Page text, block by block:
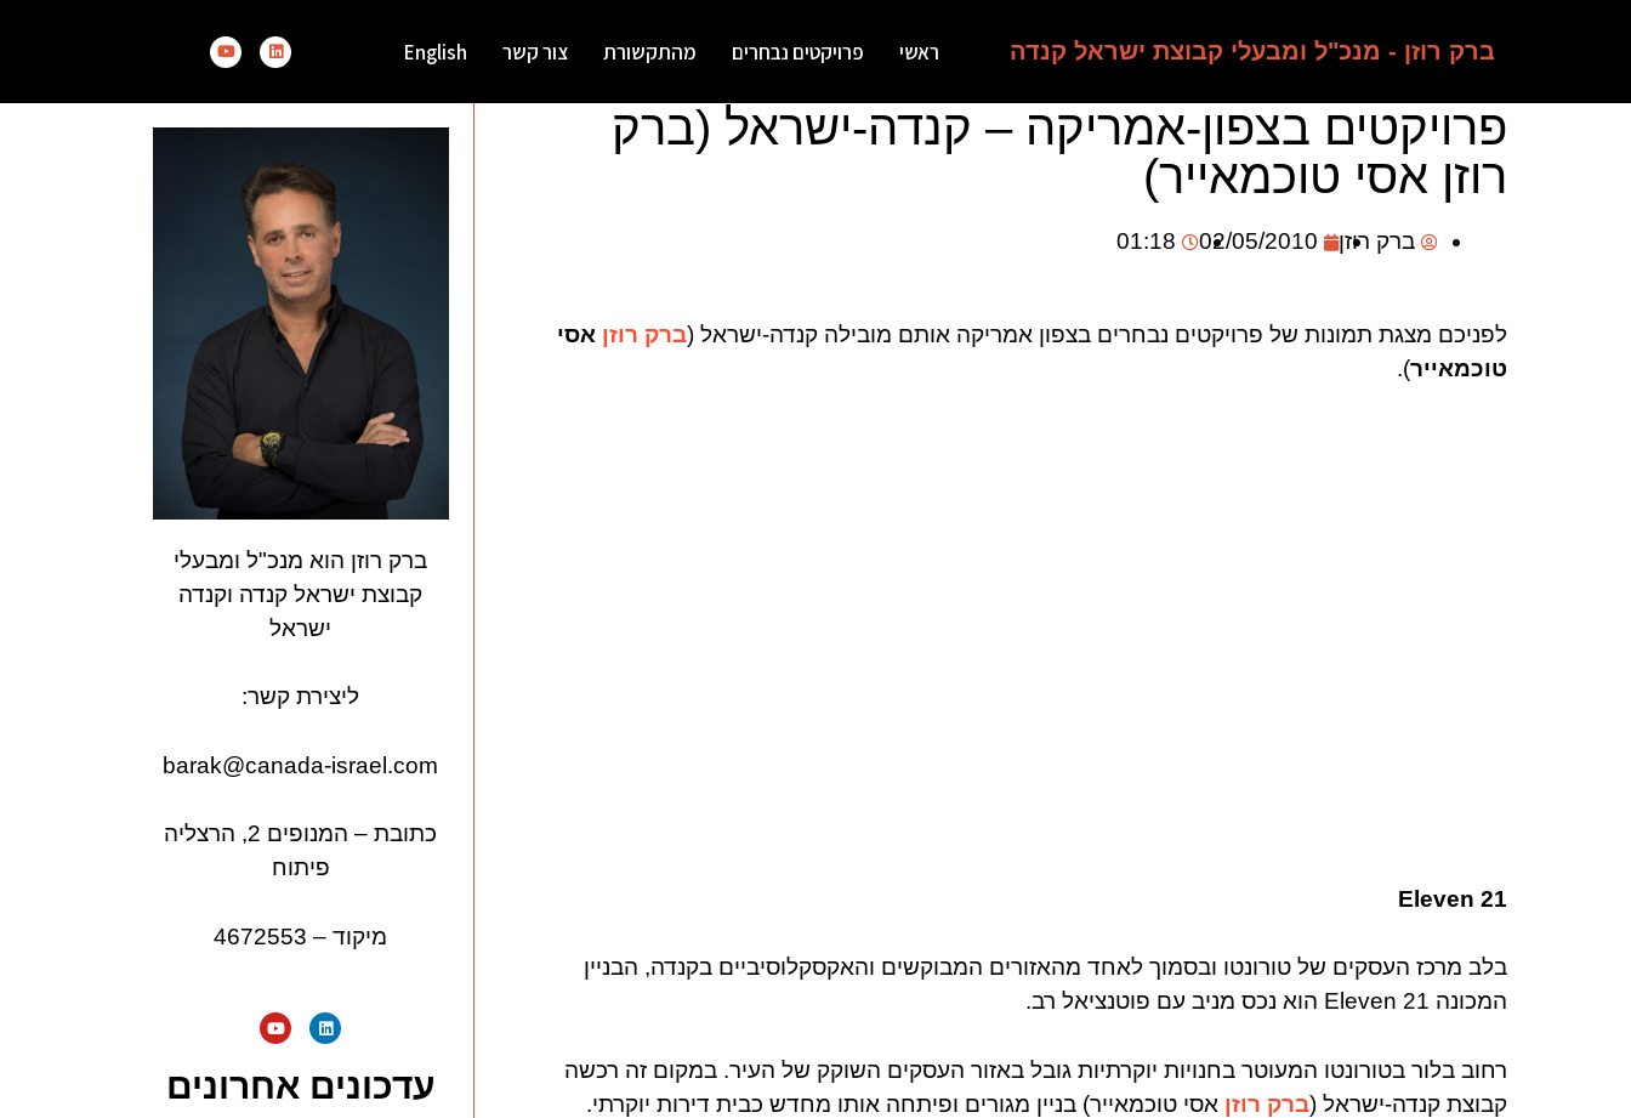
ברק רוזן - מנכ"ל ומבעלי קבוצת ישראל קנדה ראשי פרויקטים נבחרים מהתקשורת צור קשר English
פרויקטים בצפון-אמריקה – קנדה-ישראל (ברק
רוזן אסי טוכמאייר)
ברק רוזן 02/05/2010
01:18
לפניכם מצגת תמונות של פרויקטים נבחרים בצפון אמריקה אותם מובילה קנדה-ישראל (ברק רוזן אסי
טוכמאייר).
Eleven 21
בלב מרכז העסקים של טורונטו ובסמוך לאחד מהאזורים המבוקשים והאקסקלוסיביים בקנדה, הבניין
המכונה Eleven 21 הוא נכס מניב עם פוטנציאל רב.
רחוב בלור בטורונטו המעוטר בחנויות יוקרתיות גובל באזור העסקים השוקק של העיר. במקום זה רכשה
קבוצת קנדה-ישראל (ברק רוזן אסי טוכמאייר) בניין מגורים ופיתחה אותו מחדש כבית דירות יוקרתי.
ברק רוזן הוא מנכ"ל ומבעלי
קבוצת ישראל קנדה וקנדה
ישראל
ליצירת קשר:
barak@canada-israel.com
כתובת – המנופים 2, הרצליה
פיתוח
מיקוד – 4672553
עדכונים אחרונים